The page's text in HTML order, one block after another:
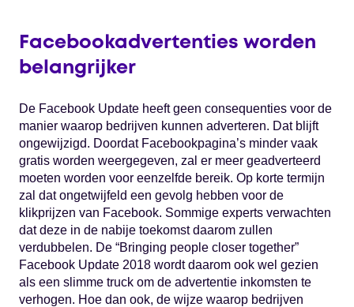
Facebookadvertenties worden
belangrijker
De Facebook Update heeft geen consequenties voor de
manier waarop bedrijven kunnen adverteren. Dat blijft
ongewijzigd. Doordat Facebookpagina’s minder vaak
gratis worden weergegeven, zal er meer geadverteerd
moeten worden voor eenzelfde bereik. Op korte termijn
zal dat ongetwijfeld een gevolg hebben voor de
klikprijzen van Facebook. Sommige experts verwachten
dat deze in de nabije toekomst daarom zullen
verdubbelen. De “Bringing people closer together”
Facebook Update 2018 wordt daarom ook wel gezien
als een slimme truck om de advertentie inkomsten te
verhogen. Hoe dan ook, de wijze waarop bedrijven